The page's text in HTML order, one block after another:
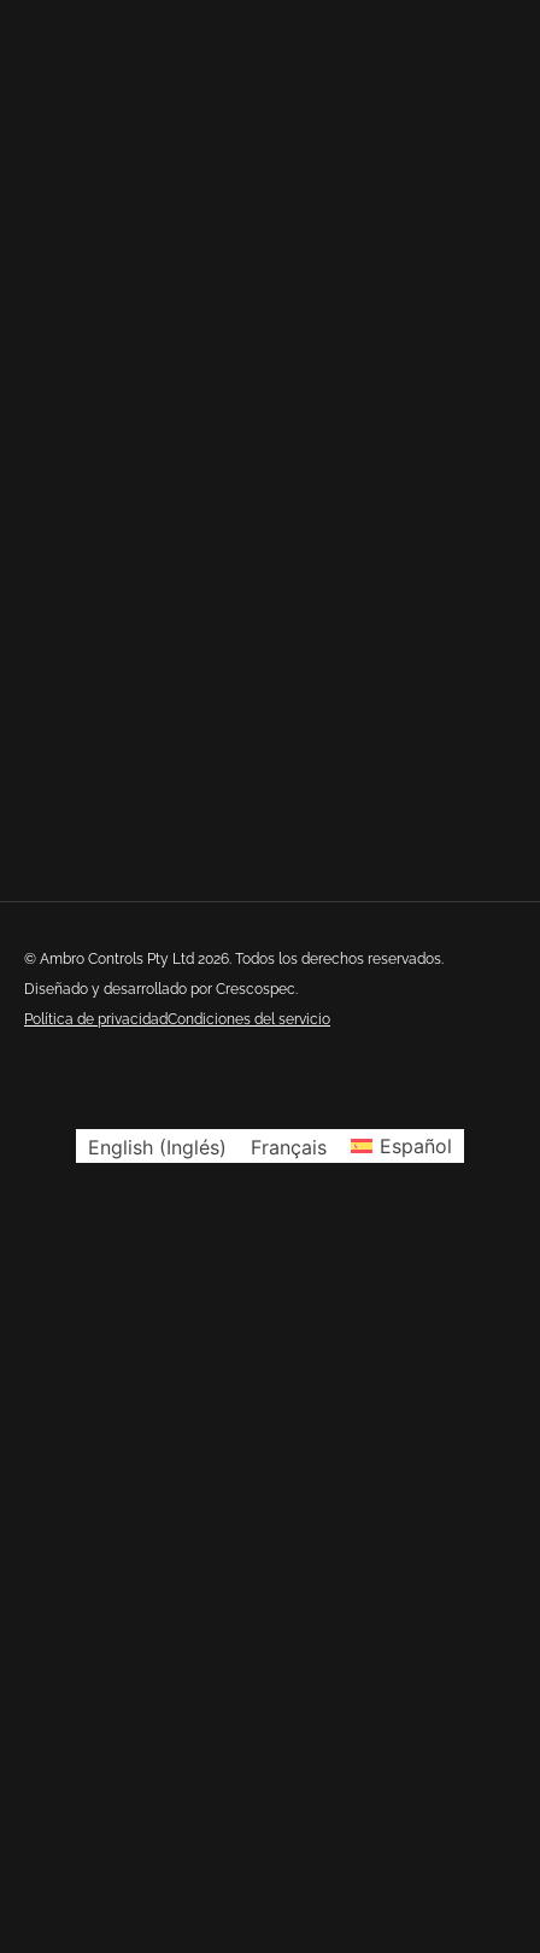
© Ambro Controls Pty Ltd 2026. Todos los derechos reservados.
Diseñado y desarrollado por Crescospec.
Política de privacidadCondiciones del servicio
English(Inglés) Français Español